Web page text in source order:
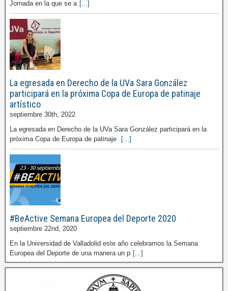
Jornada en la que se a [...]
La egresada en Derecho de la UVa Sara González
participará en la próxima Copa de Europa de patinaje
artístico
septiembre 30th, 2022
La egresada en Derecho de la UVa Sara González participará en la
próxima Copa de Europa de patinaje
[...]
#BeActive Semana Europea del Deporte 2020
septiembre 22nd, 2020
En la Universidad de Valladolid este año celebramos la Semana
Europea del Deporte de una manera un p [...]